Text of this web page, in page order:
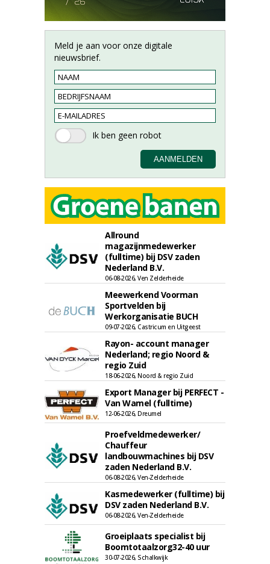
Meld je aan voor onze digitale
nieuwsbrief.
Allround
magazijnmedewerker
(fulltime) bij DSV zaden
Nederland B.V.
06-08-2026, Ven Zelderheide
Meewerkend Voorman
Sportvelden bij
Werkorganisatie BUCH
09-07-2026, Castricum en Uitgeest
Rayon- account manager
Nederland; regio Noord &
regio Zuid
18-06-2026, Noord & regio Zuid
Export Manager bij PERFECT -
Van Wamel (fulltime)
12-06-2026, Dreumel
Proefveldmedewerker/
Chauffeur
landbouwmachines bij DSV
zaden Nederland B.V.
06-08-2026, Ven-Zelderheide
Kasmedewerker (fulltime) bij
DSV zaden Nederland B.V.
06-08-2026, Ven-Zelderheide
Groeiplaats specialist bij
Boomtotaalzorg32-40 uur
30-07-2026, Schalkwijk